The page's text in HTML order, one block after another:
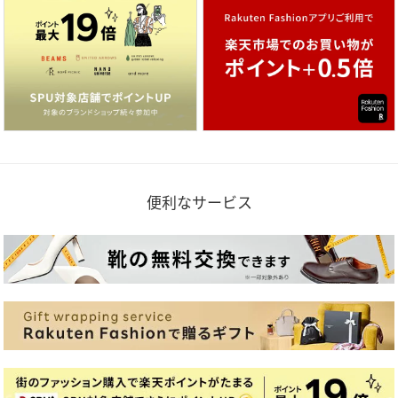
便利なサービス